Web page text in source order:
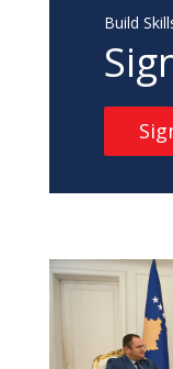
Build